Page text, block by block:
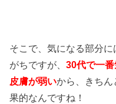
そこで、気になる部分
がちですが、30代で一
皮膚が弱いから、きち
果的なんですね！